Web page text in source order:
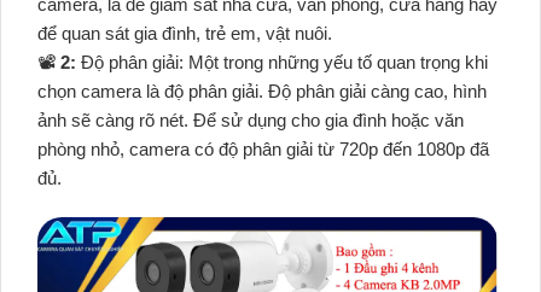
camera, là để giám sát nhà cửa, văn phòng, cửa hàng hay
để quan sát gia đình, trẻ em, vật nuôi.
📽 2: Độ phân giải: Một trong những yếu tố quan trọng khi
chọn camera là độ phân giải. Độ phân giải càng cao, hình
ảnh sẽ càng rõ nét. Để sử dụng cho gia đình hoặc văn
phòng nhỏ, camera có độ phân giải từ 720p đến 1080p đã
đủ.